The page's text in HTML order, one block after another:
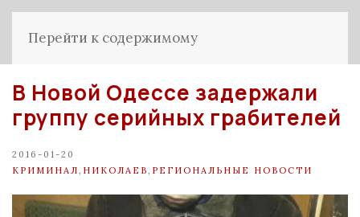
Перейти к содержимому
В Новой Одессе задержали
группу серийных грабителей
2016-01-20
КРИМИНАЛ НИКОЛАЕВ РЕГИОНАЛЬНЫЕ НОВОСТИ